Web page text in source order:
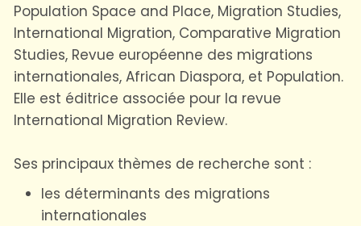
Population Space and Place, Migration Studies,
International Migration, Comparative Migration
Studies, Revue européenne des migrations
internationales, African Diaspora, et Population.
Elle est éditrice associée pour la revue
International Migration Review.
Ses principaux thèmes de recherche sont :
les déterminants des migrations
internationales